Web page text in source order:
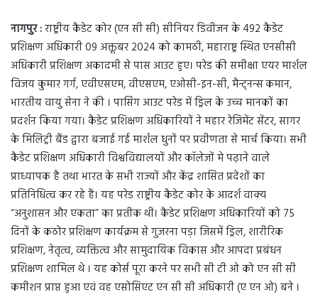
नागपुर :राष्ट्रीय कैडेट कोर (एन सी सी) सीनियर डिवीजन के 492 कैडेट
प्रशिक्षण अधिकारी 09 अक्तूबर 2024 को कामठी, महाराष्ट्र स्थित एनसीसी
अधिकारी प्रशिक्षण अकादमी से पास आउट हुए। परेड की समीक्षा एयर मार्शल
विजय कुमार गर्ग, एवीएसएम, वीएसएम, एओसी-इन-सी, मैन्ट्नन्स कमान,
भारतीय वायु सेना ने की । पासिंग आउट परेड में ड्रिल के उच्च मानकों का
प्रदर्शन किया गया। कैडेट प्रशिक्षण अधिकारियों ने महार रेजिमेंट सेंटर, सागर
के मिलिट्री बैंड द्वारा बजाई गई मार्शल धुनों पर प्रवीणता से मार्च किया। सभी
कैडेट प्रशिक्षण अधिकारी विश्वविद्यालयों और कॉलेजों मे पढ़ाने वाले
प्राध्यापक है तथा भारत के सभी राज्यों और केंद्र शासित प्रदेशों का
प्रतिनिधित्व कर रहे हैं। यह परेड राष्ट्रीय कैडेट कोर के आदर्श वाक्य
“अनुशासन और एकता” का प्रतीक थी। कैडेट प्रशिक्षण अधिकारियों को 75
दिनों के कठोर प्रशिक्षण कार्यक्रम से गुजरना पड़ा जिसमें ड्रिल, शारीरिक
प्रशिक्षण, नेतृत्व, व्यक्तित्व और सामुदायिक विकास और आपदा प्रबंधन
प्रशिक्षण शामिल थे । यह कोर्स पूरा करने पर सभी सी टी ओ को एन सी सी
कमीशन प्राप्त हुआ एवं वह एसोसिएट एन सी सी अधिकारी (ए एन ओ) बने ।